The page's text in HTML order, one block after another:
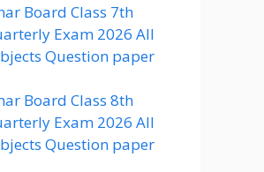
Board Class 7th
Exam 2026 All
Question paper
Board Class 8th
Exam 2026 All
Question paper